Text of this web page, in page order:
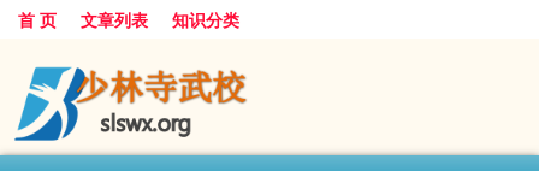
首 页 文章列表 知识分类